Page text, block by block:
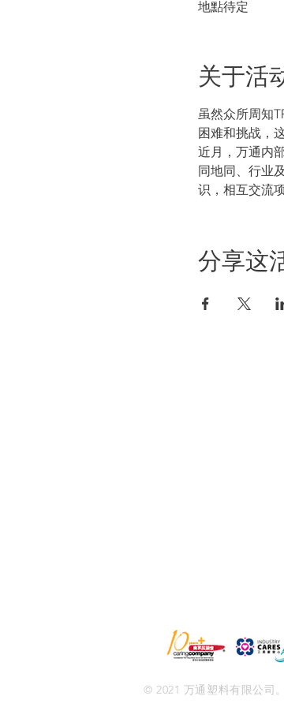
地點待定
关于活
虽然众所周知
困难和挑战，
近月，万通内
同地同、行业
识，相互交流
分享这
© 2021 万通塑料有限公司